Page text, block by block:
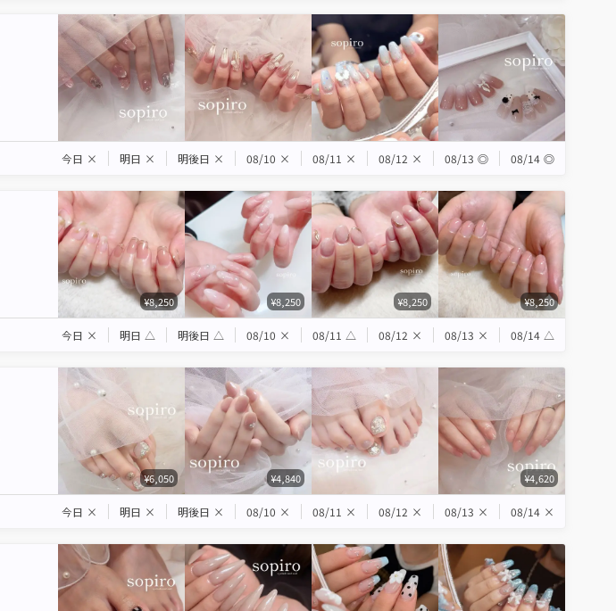
今日 × 明日 × 明後日 × 08/10 × 08/11 × 08/12 × 08/13 ◎ 08/14 ◎
¥8,250 ¥8,250 ¥8,250 ¥8,250
今日 × 明日 △ 明後日 △ 08/10 × 08/11 △ 08/12 × 08/13 × 08/14 △
¥6,050 ¥4,840 ¥4,620
今日 × 明日 × 明後日 × 08/10 × 08/11 × 08/12 × 08/13 × 08/14 ×